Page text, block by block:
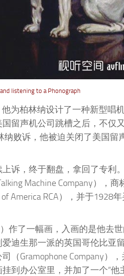
listening to a Phonograph
为柏林纳设计了一种新型唱
留声机公司跳槽之后，不仅
败诉，他被迫关闭了美国留
诉，终于翻盘，拿回了专利
Machine Company），商
America RCA），并于1928
作了一幅画，入画的是他去
迪生那一派的英国哥伦比亚
（Gramophone Company）
到办公室里，并加了一个“他